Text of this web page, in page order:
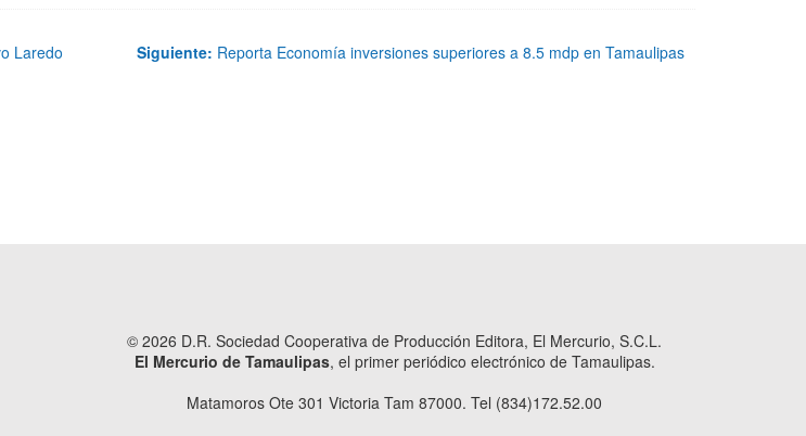
Laredo Siguiente: Reporta Economía inversiones superiores a 8.5 mdp en Tamaulipas
© 2026 D.R. Sociedad Cooperativa de Producción Editora, El Mercurio, S.C.L.
El Mercurio de Tamaulipas, el primer periódico electrónico de Tamaulipas.
Matamoros Ote 301 Victoria Tam 87000. Tel (834)172.52.00